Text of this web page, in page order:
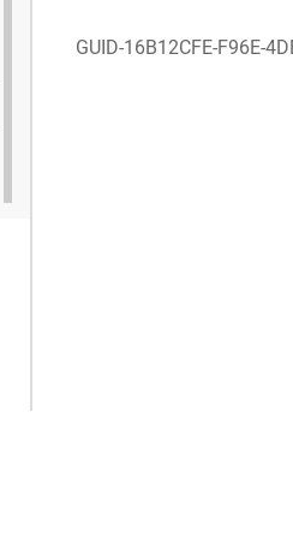
GUID-16B12CFE-F96E-